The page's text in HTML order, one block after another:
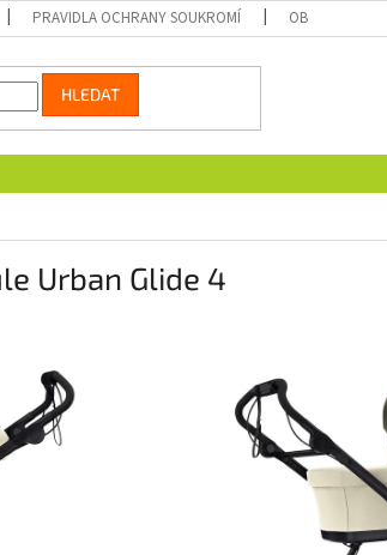
PRAVIDLA OCHRANY SOUKROMÍ OBCHODNÍ
HLEDAT
Urban Glide 4